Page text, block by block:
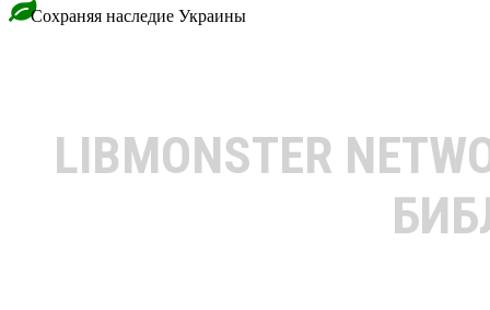
Сохраняя наследие Украины
LIBMONSTER